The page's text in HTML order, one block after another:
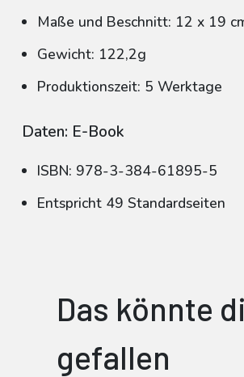
Maße und Beschnitt: 12 x 19
Gewicht: 122,2g
Produktionszeit: 5 Werktage
Daten: E-Book
ISBN: 978-3-384-61895-5
Entspricht 49 Standardseiten
Das könnte
gefallen